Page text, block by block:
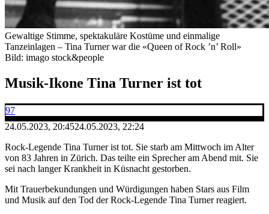
Gewaltige Stimme, spektakuläre Kostüme und einmalige
Tanzeinlagen – Tina Turner war die «Queen of Rock ’n’ Roll»
Bild: imago stock&people
Musik-Ikone Tina Turner ist tot
97
24.05.2023, 20:4524.05.2023, 22:24
Rock-Legende Tina Turner ist tot. Sie starb am Mittwoch im Alter
von 83 Jahren in Zürich. Das teilte ein Sprecher am Abend mit. Sie
sei nach langer Krankheit in Küsnacht gestorben.
Mit Trauerbekundungen und Würdigungen haben Stars aus Film
und Musik auf den Tod der Rock-Legende Tina Turner reagiert.